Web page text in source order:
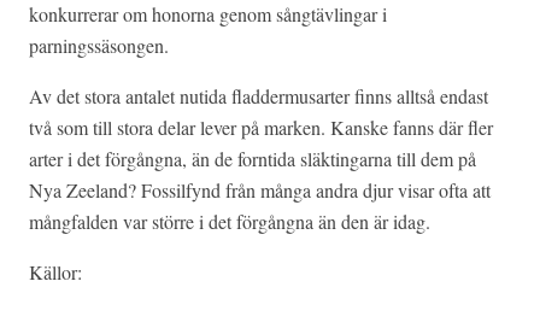
konkurrerar om honorna genom sångtävlingar i
parningssäsongen.
Av det stora antalet nutida fladdermusarter finns alltså endast
två som till stora delar lever på marken. Kanske fanns där fler
arter i det förgångna, än de forntida släktingarna till dem på
Nya Zeeland? Fossilfynd från många andra djur visar ofta att
mångfalden var större i det förgångna än den är idag.
Källor: